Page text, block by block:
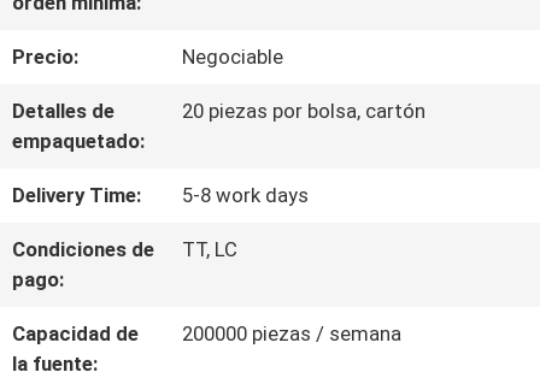
FÁBRICA
CONTROL
DE
CALIDAD
ÉNTRENOS
EN
Precio: Negociable
Detalles de
empaquetado:
20 piezas por bolsa, cartón
Delivery Time: 5-8 work days
Condiciones de
pago:
TT, LC
Capacidad de
la fuente:
200000 piezas / semana